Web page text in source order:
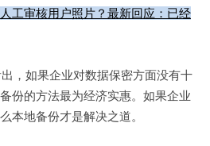
工审核用户照片？最新回应：已经
如果企业对数据保密方面没有十
份的方法最为经济实惠。如果企业
本地备份才是解决之道。